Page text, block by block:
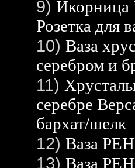
9) Икорница
Розетка для
10) Ваза
серебром и
11)
серебре
бархат/шелк
12) Ваза
13) Ваза